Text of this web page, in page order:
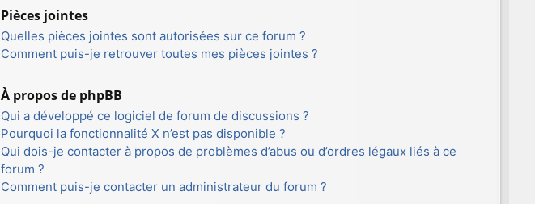
Pièces jointes
Quelles pièces jointes sont autorisées sur ce forum ?
Comment puis-je retrouver toutes mes pièces jointes ?
À propos de phpBB
Qui a développé ce logiciel de forum de discussions ?
Pourquoi la fonctionnalité X n’est pas disponible ?
Qui dois-je contacter à propos de problèmes d’abus ou d’ordres légaux liés à ce
forum ?
Comment puis-je contacter un administrateur du forum ?